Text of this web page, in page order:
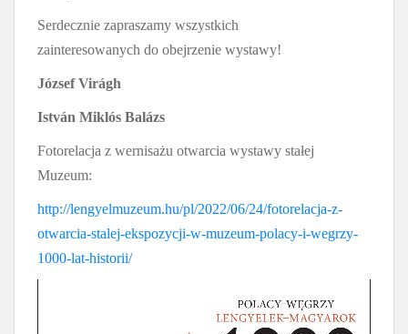
Serdecznie zapraszamy wszystkich
zainteresowanych do obejrzenie wystawy!
József Virágh
István Miklós Balázs
Fotorelacja z wernisażu otwarcia wystawy stałej
Muzeum:
http://lengyelmuzeum.hu/pl/2022/06/24/fotorelacja-z-
otwarcia-stalej-ekspozycji-w-muzeum-polacy-i-wegrzy-
1000-lat-historii/